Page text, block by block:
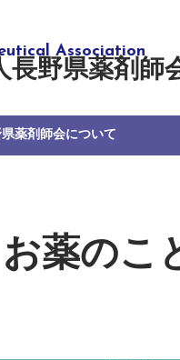
長野県薬剤師
薬剤師会について
お薬のこ